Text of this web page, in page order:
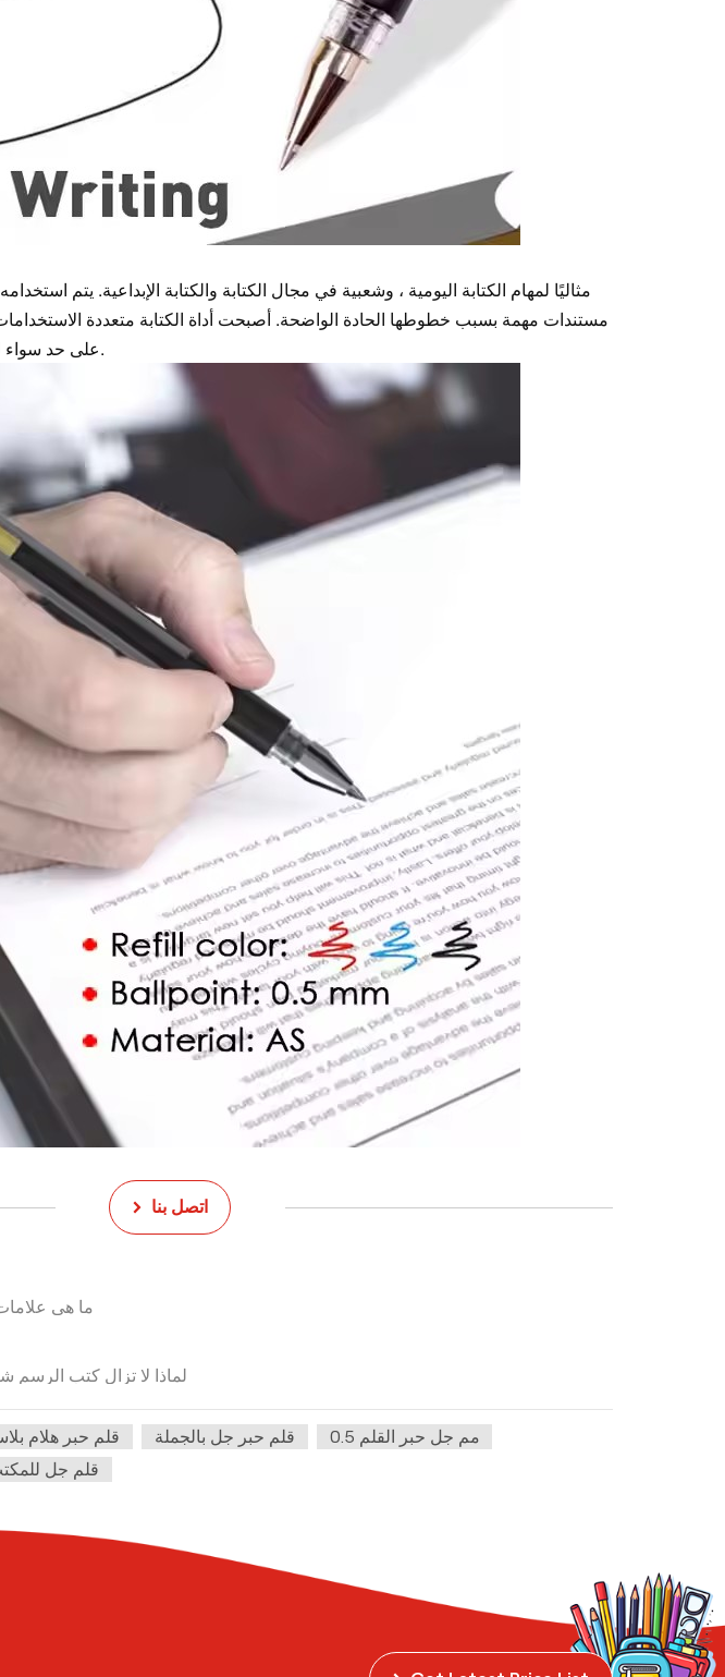
مستندات مهمة بسبب خطوطها الحادة الواضحة. أصبحت أداة الكتابة متعددة الاستخدامات
على حد سواء لمزيجها من الوظائف والجاذبية الجمالية.
اتصل بنا
ما هي
لماذا لا تزال كتب الرسم
قلم حبر هلام قلم حبر جل بالجملة
0.5 مم جل حبر القلم
قلم جل